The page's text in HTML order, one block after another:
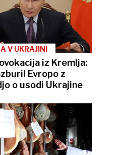
V UKRAJINI
iz Kremlja:
Evropo z
o usodi Ukrajine